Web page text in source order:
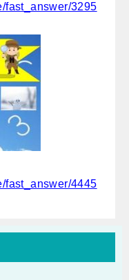
fast_answer/3295
fast_answer/4445